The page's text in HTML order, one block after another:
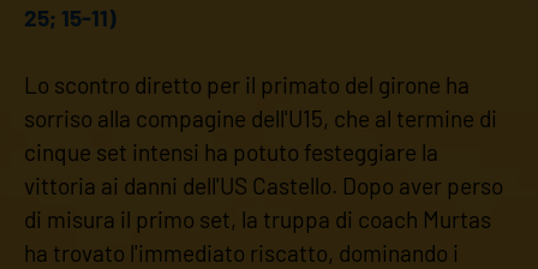
25; 15-11)
Lo scontro diretto per il primato del girone ha
sorriso alla compagine dell'U15, che al termine di
cinque set intensi ha potuto festeggiare la
vittoria ai danni dell'US Castello. Dopo aver perso
di misura il primo set, la truppa di coach Murtas
ha trovato l'immediato riscatto, dominando i